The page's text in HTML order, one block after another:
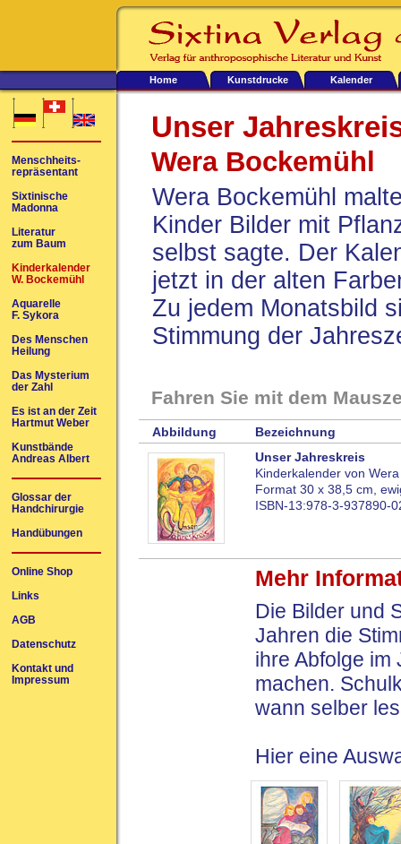
Unser
Wera Bockemühl
Wera Bockemühl
Kinder Bilder mit
selbst sagte. Der
jetzt in der alten
Zu jedem Monatsbild
Stimmung der
Fahren Sie mit dem
Abbildung
Bezeichnung
Unser Jahreskreis
Kinderkalender von
Format 30 x 38,5 cm,
ISBN-13:978-3-937890-
Mehr
Die Bilder und
Jahren die
ihre Abfolge
machen.
wann selber
Hier eine
Home Kunstdrucke Kalender
Menschheits-
repräsentant
Sixtinische
Madonna
Literatur
zum Baum
Kinderkalender
W. Bockemühl
Aquarelle
F. Sykora
Des Menschen
Heilung
Das Mysterium
der Zahl
Es ist an der Zeit
Hartmut Weber
Kunstbände
Andreas Albert
Glossar der
Handchirurgie
Handübungen
Online Shop
Links
AGB
Datenschutz
Kontakt und
Impressum